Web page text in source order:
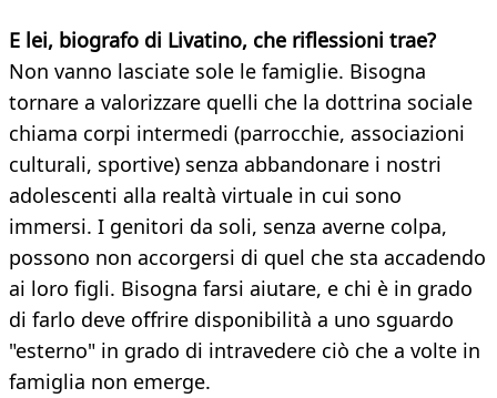
E lei, biografo di Livatino, che riflessioni trae?
Non vanno lasciate sole le famiglie. Bisogna
tornare a valorizzare quelli che la dottrina sociale
chiama corpi intermedi (parrocchie, associazioni
culturali, sportive) senza abbandonare i nostri
adolescenti alla realtà virtuale in cui sono
immersi. I genitori da soli, senza averne colpa,
possono non accorgersi di quel che sta accadendo
ai loro figli. Bisogna farsi aiutare, e chi è in grado
di farlo deve offrire disponibilità a uno sguardo
"esterno" in grado di intravedere ciò che a volte in
famiglia non emerge.